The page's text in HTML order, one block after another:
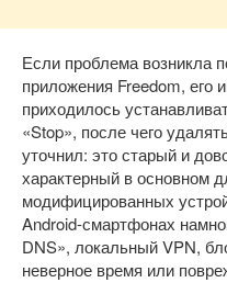
Если проблема возникла
приложения Freedom, его
приходилось
«Stop», после чего
уточнил: это старый и
характерный в основном
модифицированных
Android-смартфонах
DNS», локальный VPN,
неверное время или